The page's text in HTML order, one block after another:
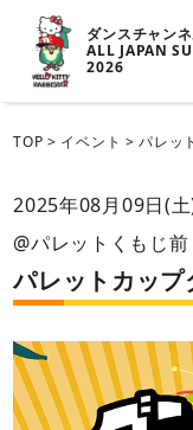
ダンスチャン
ALL JAPAN
2026
TOP > イベント >パレッ
2025年08月09日(
@パレットくもじ
パレットカッ